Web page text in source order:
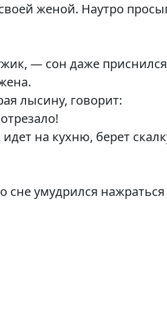
женой. Наутро
— сон даже
лысину, говорит:
на кухню, берет
сне умудрился нажраться